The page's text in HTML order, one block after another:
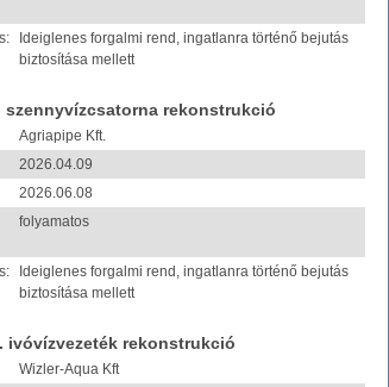
Ideiglenes forgalmi rend, ingatlanra történő bejutás
biztosítása mellett
szennyvízcsatorna rekonstrukció
Agriapipe Kft.
2026.04.09
2026.06.08
folyamatos
Ideiglenes forgalmi rend, ingatlanra történő bejutás
biztosítása mellett
ivóvízvezeték rekonstrukció
Wizler-Aqua Kft